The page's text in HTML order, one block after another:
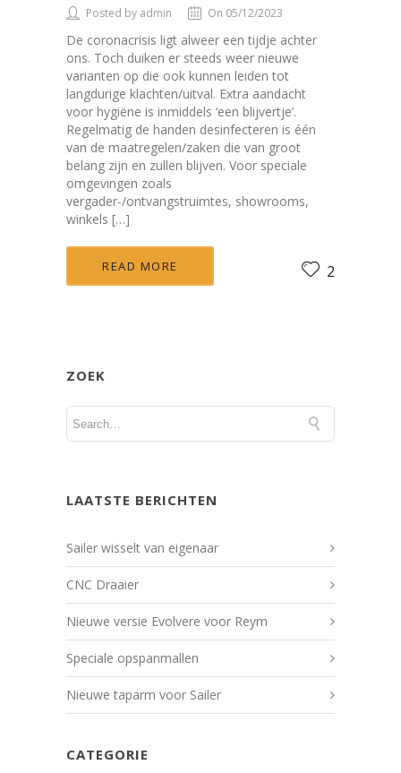
Posted by admin On 05/12/2023
De coronacrisis ligt alweer een tijdje achter
ons. Toch duiken er steeds weer nieuwe
varianten op die ook kunnen leiden tot
langdurige klachten/uitval. Extra aandacht
voor hygiëne is inmiddels ‘een blijvertje’.
Regelmatig de handen desinfecteren is één
van de maatregelen/zaken die van groot
belang zijn en zullen blijven. Voor speciale
omgevingen zoals
vergader-/ontvangstruimtes, showrooms,
winkels […]
READ MORE 2
ZOEK
LAATSTE BERICHTEN
Sailer wisselt van eigenaar
CNC Draaier
Nieuwe versie Evolvere voor Reym
Speciale opspanmallen
Nieuwe taparm voor Sailer
CATEGORIE